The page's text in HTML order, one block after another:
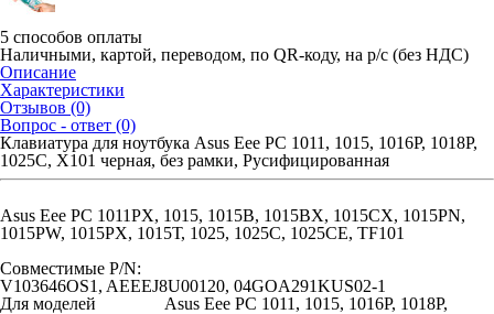
5 способов оплаты
Наличными, картой, переводом, по QR-коду, на р/с (без НДС)
Описание
Характеристики
Отзывов (0)
Вопрос - ответ (0)
Клавиатура для ноутбука Asus Eee PC 1011, 1015, 1016P, 1018P,
1025C, X101 черная, без рамки, Русифицированная
Asus Eee PC 1011PX, 1015, 1015B, 1015BX, 1015CX, 1015PN,
1015PW, 1015PX, 1015Т, 1025, 1025C, 1025CE, TF101
Совместимые P/N:
V103646OS1, AEEEJ8U00120, 04GOA291KUS02-1
Для моделей
Asus Eee PC 1011, 1015, 1016P, 1018P,